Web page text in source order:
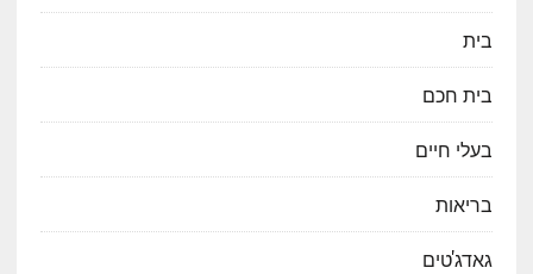
בית
בית חכם
בעלי חיים
בריאות
גאדג'טים